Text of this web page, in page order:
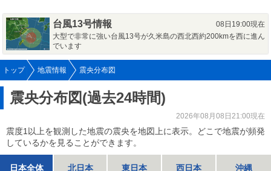
台風13号情報
08日19:00現在
大型で非常に強い台風13号が久米島の西北西約200kmを西に進ん
でいます
トップ 地震情報 震央分布図
震央分布図(過去24時間)
2026年08月08日21:00現在
震度1以上を観測した地震の震央を地図上に表示。どこで地震が頻発
しているかを見ることができます。
日本全体 北日本 東日本 西日本 沖縄